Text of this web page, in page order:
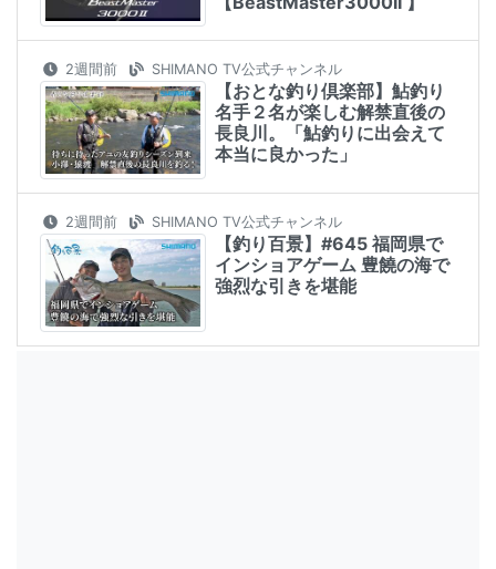
2週間前 SHIMANO TV公式チャンネル
【おとな釣り倶楽部】鮎釣り
名手２名が楽しむ解禁直後の
長良川。「鮎釣りに出会えて
本当に良かった」
2週間前 SHIMANO TV公式チャンネル
【釣り百景】#645 福岡県で
インショアゲーム 豊饒の海で
強烈な引きを堪能